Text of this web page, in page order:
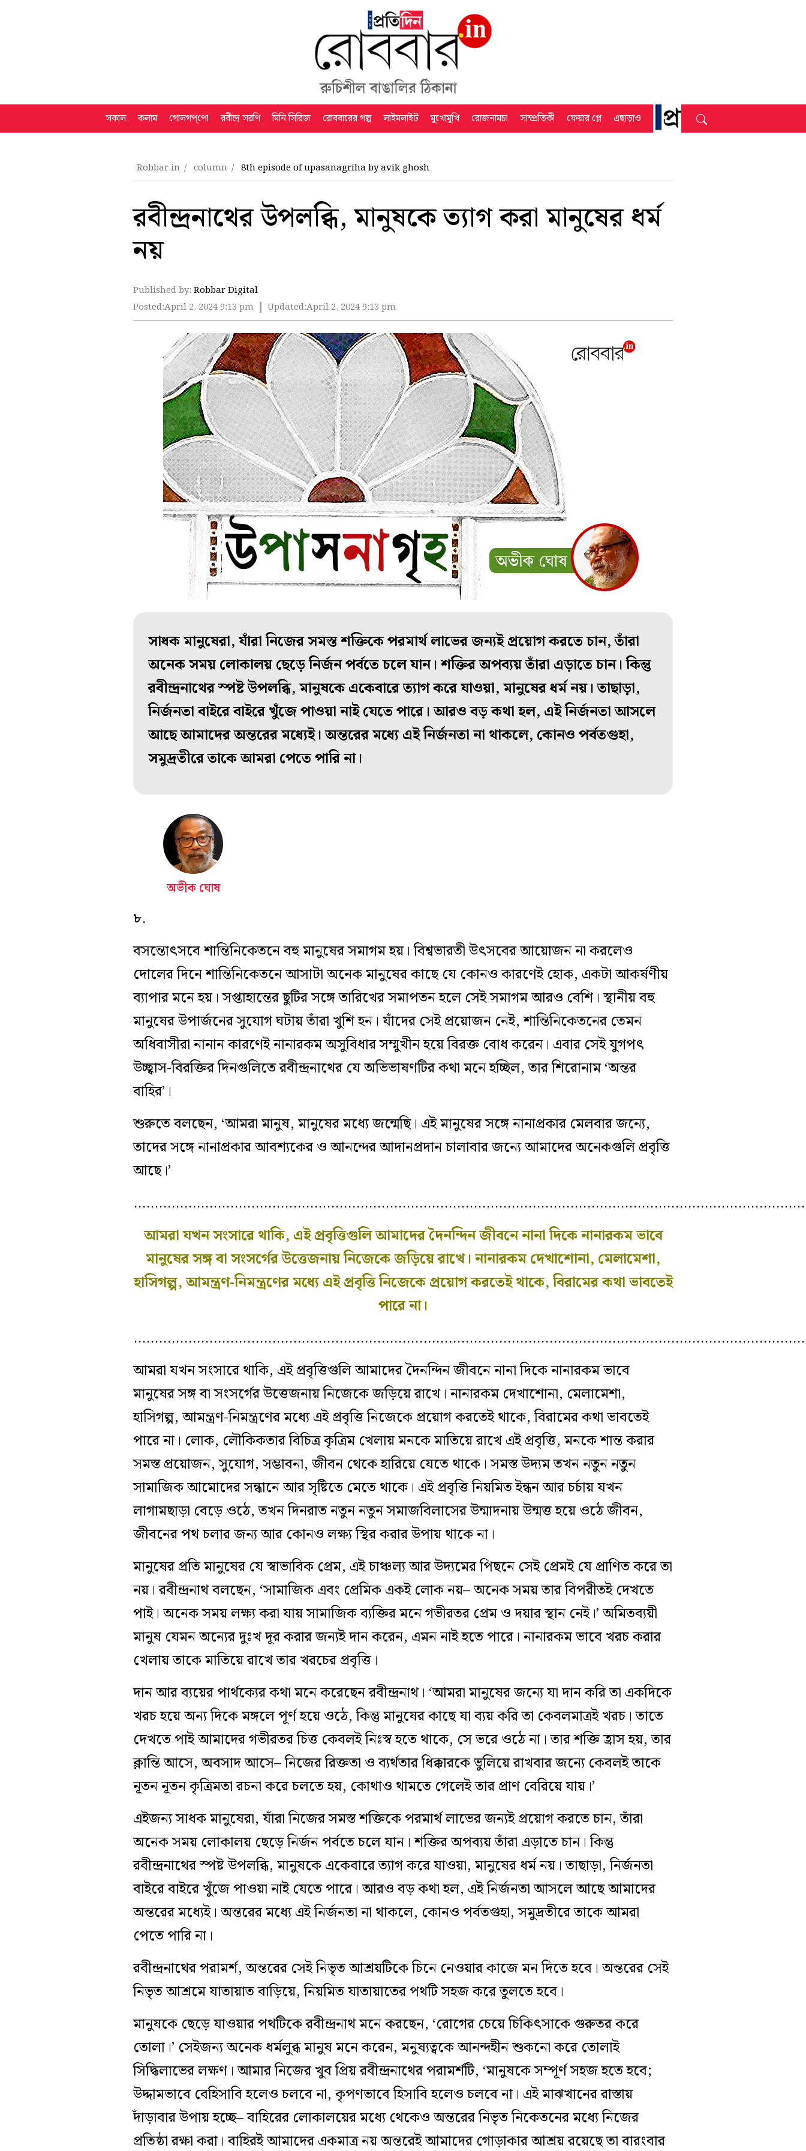
সকাল কলাম গোলগপ্‌পো রবীন্দ্র সরণি মিনি সিরিজ রোববারের গল্প লাইমলাইট মুখোমুখি রোজনামচা সাম্প্রতিকী ফেয়ার প্লে এছাড়াও
Robbar.in column 8th episode of upasanagriha by avik ghosh
রবীন্দ্রনাথের উপলব্ধি, মানুষকে ত্যাগ করা মানুষের ধর্ম
নয়
Published by: Robbar Digital
Posted:April 2, 2024 9:13 pm Updated:April 2, 2024 9:13 pm
সাধক মানুষেরা, যাঁরা নিজের সমস্ত শক্তিকে পরমার্থ লাভের জন্যই প্রয়োগ করতে চান, তাঁরা
অনেক সময় লোকালয় ছেড়ে নির্জন পর্বতে চলে যান। শক্তির অপব্যয় তাঁরা এড়াতে চান। কিন্তু
রবীন্দ্রনাথের স্পষ্ট উপলব্ধি, মানুষকে একেবারে ত্যাগ করে যাওয়া, মানুষের ধর্ম নয়। তাছাড়া,
নির্জনতা বাইরে বাইরে খুঁজে পাওয়া নাই যেতে পারে। আরও বড় কথা হল, এই নির্জনতা আসলে
আছে আমাদের অন্তরের মধ্যেই। অন্তরের মধ্যে এই নির্জনতা না থাকলে, কোনও পর্বতগুহা,
সমুদ্রতীরে তাকে আমরা পেতে পারি না।
অভীক ঘোষ
৮.
বসন্তোৎসবে শান্তিনিকেতনে বহু মানুষের সমাগম হয়। বিশ্বভারতী উৎসবের আয়োজন না করলেও
দোলের দিনে শান্তিনিকেতনে আসাটা অনেক মানুষের কাছে যে কোনও কারণেই হোক, একটা আকর্ষণীয়
ব্যাপার মনে হয়। সপ্তাহান্তের ছুটির সঙ্গে তারিখের সমাপতন হলে সেই সমাগম আরও বেশি। স্থানীয় বহু
মানুষের উপার্জনের সুযোগ ঘটায় তাঁরা খুশি হন। যাঁদের সেই প্রয়োজন নেই, শান্তিনিকেতনের তেমন
অধিবাসীরা নানান কারণেই নানারকম অসুবিধার সম্মুখীন হয়ে বিরক্ত বোধ করেন। এবার সেই যুগপৎ
উচ্ছ্বাস-বিরক্তির দিনগুলিতে রবীন্দ্রনাথের যে অভিভাষণটির কথা মনে হচ্ছিল, তার শিরোনাম ‘অন্তর
বাহির’।
শুরুতে বলছেন, ‘আমরা মানুষ, মানুষের মধ্যে জন্মেছি। এই মানুষের সঙ্গে নানাপ্রকার মেলবার জন্যে,
তাদের সঙ্গে নানাপ্রকার আবশ্যকের ও আনন্দের আদানপ্রদান চালাবার জন্যে আমাদের অনেকগুলি প্রবৃত্তি
আছে।’
আমরা যখন সংসারে থাকি, এই প্রবৃত্তিগুলি আমাদের দৈনন্দিন জীবনে নানা দিকে নানারকম ভাবে
মানুষের সঙ্গ বা সংসর্গের উত্তেজনায় নিজেকে জড়িয়ে রাখে। নানারকম দেখাশোনা, মেলামেশা,
হাসিগল্প, আমন্ত্রণ-নিমন্ত্রণের মধ্যে এই প্রবৃত্তি নিজেকে প্রয়োগ করতেই থাকে, বিরামের কথা ভাবতেই
পারে না।
আমরা যখন সংসারে থাকি, এই প্রবৃত্তিগুলি আমাদের দৈনন্দিন জীবনে নানা দিকে নানারকম ভাবে
মানুষের সঙ্গ বা সংসর্গের উত্তেজনায় নিজেকে জড়িয়ে রাখে। নানারকম দেখাশোনা, মেলামেশা,
হাসিগল্প, আমন্ত্রণ-নিমন্ত্রণের মধ্যে এই প্রবৃত্তি নিজেকে প্রয়োগ করতেই থাকে, বিরামের কথা ভাবতেই
পারে না। লোক, লৌকিকতার বিচিত্র কৃত্রিম খেলায় মনকে মাতিয়ে রাখে এই প্রবৃত্তি, মনকে শান্ত করার
সমস্ত প্রয়োজন, সুযোগ, সম্ভাবনা, জীবন থেকে হারিয়ে যেতে থাকে। সমস্ত উদ্যম তখন নতুন নতুন
সামাজিক আমোদের সন্ধানে আর সৃষ্টিতে মেতে থাকে। এই প্রবৃত্তি নিয়মিত ইন্ধন আর চর্চায় যখন
লাগামছাড়া বেড়ে ওঠে, তখন দিনরাত নতুন নতুন সমাজবিলাসের উন্মাদনায় উন্মত্ত হয়ে ওঠে জীবন,
জীবনের পথ চলার জন্য আর কোনও লক্ষ্য স্থির করার উপায় থাকে না।
মানুষের প্রতি মানুষের যে স্বাভাবিক প্রেম, এই চাঞ্চল্য আর উদ্যমের পিছনে সেই প্রেমই যে প্রাণিত করে তা
নয়। রবীন্দ্রনাথ বলছেন, ‘সামাজিক এবং প্রেমিক একই লোক নয়– অনেক সময় তার বিপরীতই দেখতে
পাই। অনেক সময় লক্ষ‌্য করা যায় সামাজিক ব‌্যক্তির মনে গভীরতর প্রেম ও দয়ার স্থান নেই।’ অমিতব্যয়ী
মানুষ যেমন অন্যের দুঃখ দূর করার জন্যই দান করেন, এমন নাই হতে পারে। নানারকম ভাবে খরচ করার
খেলায় তাকে মাতিয়ে রাখে তার খরচের প্রবৃত্তি।
দান আর ব্যয়ের পার্থক্যের কথা মনে করেছেন রবীন্দ্রনাথ। ‘আমরা মানুষের জন্যে যা দান করি তা একদিকে
খরচ হয়ে অন্য দিকে মঙ্গলে পূর্ণ হয়ে ওঠে, কিন্তু মানুষের কাছে যা ব্যয় করি তা কেবলমাত্রই খরচ। তাতে
দেখতে পাই আমাদের গভীরতর চিত্ত কেবলই নিঃস্ব হতে থাকে, সে ভরে ওঠে না। তার শক্তি হ্রাস হয়, তার
ক্লান্তি আসে, অবসাদ আসে– নিজের রিক্ততা ও ব্যর্থতার ধিক্কারকে ভুলিয়ে রাখবার জন্যে কেবলই তাকে
নূতন নূতন কৃত্রিমতা রচনা করে চলতে হয়, কোথাও থামতে গেলেই তার প্রাণ বেরিয়ে যায়।’
এইজন্য সাধক মানুষেরা, যাঁরা নিজের সমস্ত শক্তিকে পরমার্থ লাভের জন্যই প্রয়োগ করতে চান, তাঁরা
অনেক সময় লোকালয় ছেড়ে নির্জন পর্বতে চলে যান। শক্তির অপব্যয় তাঁরা এড়াতে চান। কিন্তু
রবীন্দ্রনাথের স্পষ্ট উপলব্ধি, মানুষকে একেবারে ত্যাগ করে যাওয়া, মানুষের ধর্ম নয়। তাছাড়া, নির্জনতা
বাইরে বাইরে খুঁজে পাওয়া নাই যেতে পারে। আরও বড় কথা হল, এই নির্জনতা আসলে আছে আমাদের
অন্তরের মধ্যেই। অন্তরের মধ্যে এই নির্জনতা না থাকলে, কোনও পর্বতগুহা, সমুদ্রতীরে তাকে আমরা
পেতে পারি না।
রবীন্দ্রনাথের পরামর্শ, অন্তরের সেই নিভৃত আশ্রয়টিকে চিনে নেওয়ার কাজে মন দিতে হবে। অন্তরের সেই
নিভৃত আশ্রমে যাতায়াত বাড়িয়ে, নিয়মিত যাতায়াতের পথটি সহজ করে তুলতে হবে।
মানুষকে ছেড়ে যাওয়ার পথটিকে রবীন্দ্রনাথ মনে করছেন, ‘রোগের চেয়ে চিকিৎসাকে গুরুতর করে
তোলা।’ সেইজন্য অনেক ধর্মলুব্ধ মানুষ মনে করেন, মনুষ্যত্বকে আনন্দহীন শুকনো করে তোলাই
সিদ্ধিলাভের লক্ষণ। আমার নিজের খুব প্রিয় রবীন্দ্রনাথের পরামর্শটি, ‘মানুষকে সম্পূর্ণ সহজ হতে হবে;
উদ্দামভাবে বেহিসাবি হলেও চলবে না, কৃপণভাবে হিসাবি হলেও চলবে না। এই মাঝখানের রাস্তায়
দাঁড়াবার উপায় হচ্ছে– বাহিরের লোকালয়ের মধ্যে থেকেও অন্তরের নিভৃত নিকেতনের মধ্যে নিজের
প্রতিষ্ঠা রক্ষা করা। বাহিরই আমাদের একমাত্র নয় অন্তরেই আমাদের গোড়াকার আশ্রয় রয়েছে তা বারংবার